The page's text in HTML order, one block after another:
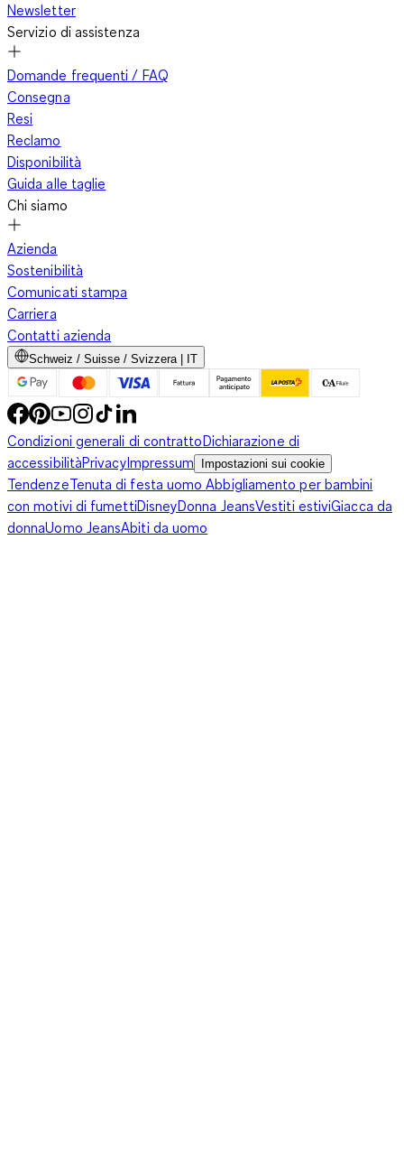
Newsletter
Servizio di assistenza
Domande frequenti / FAQ
Consegna
Resi
Reclamo
Disponibilità
Guida alle taglie
Chi siamo
Azienda
Sostenibilità
Comunicati stampa
Carriera
Contatti azienda
Schweiz / Suisse / Svizzera | IT
Condizioni generali di contrattoDichiarazione di
accessibilitàPrivacyImpressum Impostazioni sui cookie
TendenzeTenuta di festa uomoAbbigliamento per bambini
con motivi di fumettiDisneyDonna JeansVestiti estiviGiacca da
donnaUomo JeansAbiti da uomo